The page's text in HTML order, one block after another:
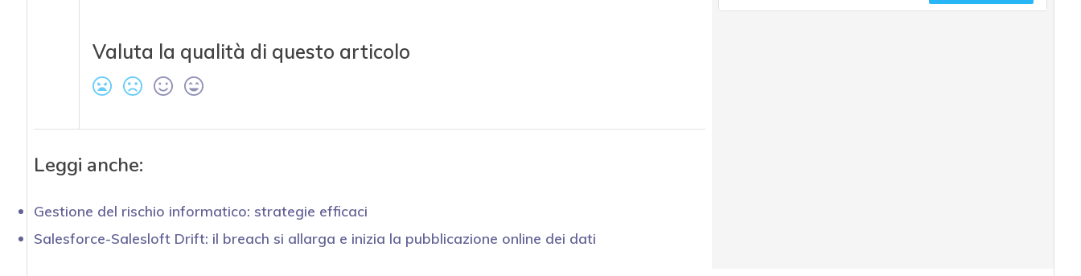
Valuta la qualità di questo articolo
Leggi anche:
Gestione del rischio informatico: strategie efficaci
Salesforce-Salesloft Drift: il breach si allarga e inizia la pubblicazione online dei dati